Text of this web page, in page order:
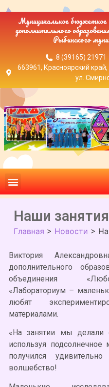
Муниципальное бюджетное
дополнительного
Рыбинского
8 (39165) 21971
663961, Красноярский
ул.
Наши занятия
Главная > Новости >
Виктория
дополнительного
объединения
«Лабораториум –
любят
материалами.
«На занятии мы делали
используя
получился
волшебство!